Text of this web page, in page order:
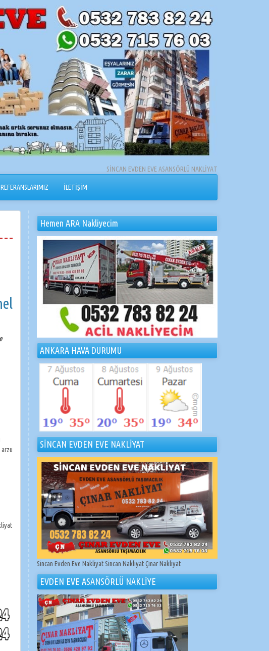
SİNCAN EVDEN EVE ASANSÖRLÜ NAKLİYAT
REFERANSLARIMIZ İLETİŞİM
Hemen ARA Nakliyecim
ANKARA HAVA DURUMU
SİNCAN EVDEN EVE NAKLİYAT
Sincan Evden Eve Nakliyat Sincan Nakliyat Çınar Nakliyat
EVDEN EVE ASANSÖRLÜ NAKLİYE